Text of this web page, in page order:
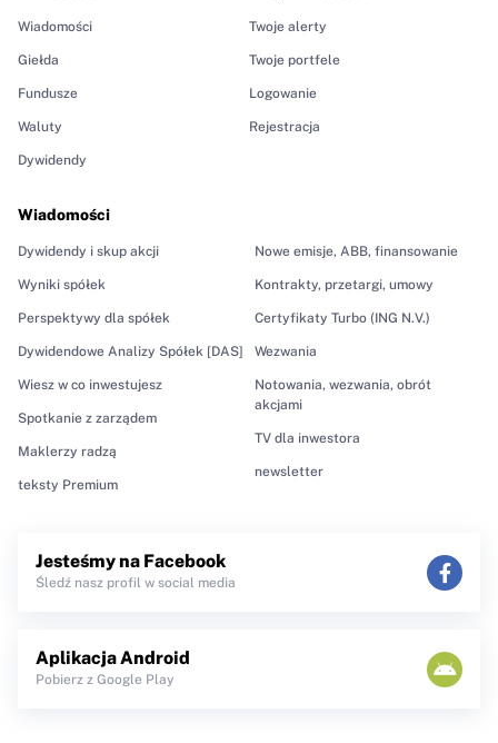
Wiadomości
Giełda
Fundusze
Waluty
Dywidendy
Wiadomości
Dywidendy i skup akcji
Wyniki spółek
Perspektywy dla spółek
Dywidendowe Analizy Spółek [DAS]
Wiesz w co inwestujesz
Spotkanie z zarządem
Maklerzy radzą
teksty Premium
Nowe emisje, ABB, finansowanie
Kontrakty, przetargi, umowy
Certyfikaty Turbo (ING N.V.)
Wezwania
Notowania, wezwania, obrót
akcjami
TV dla inwestora
newsletter
Twoje alerty
Twoje portfele
Logowanie
Rejestracja
Jesteśmy na Facebook
Śledź nasz profil w social media
Aplikacja Android
Pobierz z Google Play